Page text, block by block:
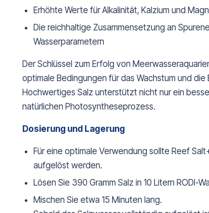
Erhöhte Werte für Alkalinität, Kalzium und
Die reichhaltige Zusammensetzung an
Wasserparametern
Der Schlüssel zum Erfolg von
optimale Bedingungen für das Wachstum und die
Hochwertiges Salz unterstützt nicht nur ein
natürlichen Photosyntheseprozess.
Dosierung und Lagerung
Für eine optimale Verwendung sollte Reef
aufgelöst werden.
Lösen Sie 390 Gramm Salz in 10 Litern RODI-
Mischen Sie etwa 15 Minuten lang.